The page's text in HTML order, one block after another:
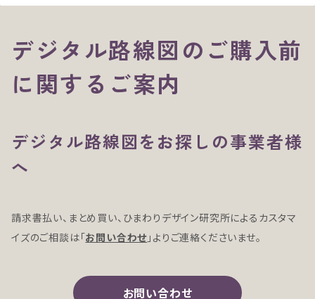
デジタル路線図のご購入前
に関するご案内
デジタル路線図をお探しの事業者様
へ
請求書払い、まとめ買い、ひまわりデザイン研究所によるカスタマ
イズのご相談は「お問い合わせ 」よりご連絡くださいませ。
お問い合わせ